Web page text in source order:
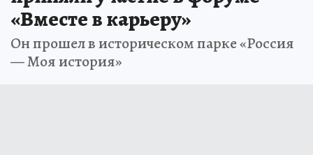
«Вместе в карьеру»
Он прошел в историческом парке «Россия
— Моя история»